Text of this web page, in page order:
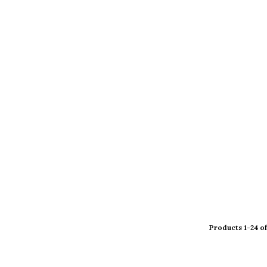
Products 1-24